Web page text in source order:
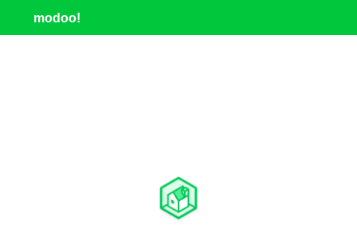
modoo!